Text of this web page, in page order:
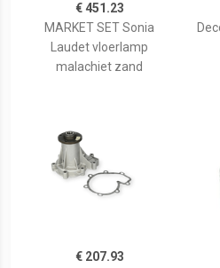
€ 451.23
MARKET SET Sonia
Laudet vloerlamp
malachiet zand
€ 207.93